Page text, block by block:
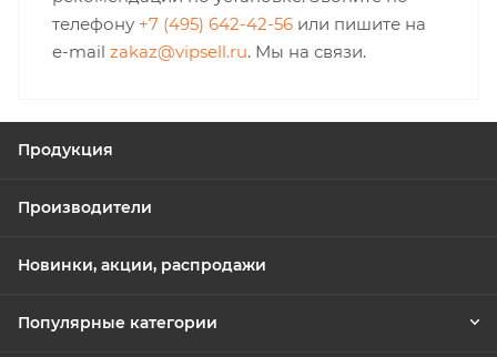
телефону +7 (495) 642-42-56 или пишите на
e-mail zakaz@vipsell.ru. Мы на связи.
Продукция
Производители
Новинки, акции, распродажи
Популярные категории